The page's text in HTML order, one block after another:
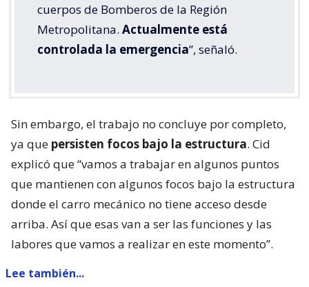
cuerpos de Bomberos de la Región
Metropolitana. Actualmente está
controlada la emergencia”, señaló.
Sin embargo, el trabajo no concluye por completo,
ya que persisten focos bajo la estructura. Cid
explicó que “vamos a trabajar en algunos puntos
que mantienen con algunos focos bajo la estructura
donde el carro mecánico no tiene acceso desde
arriba. Así que esas van a ser las funciones y las
labores que vamos a realizar en este momento”.
Lee también...